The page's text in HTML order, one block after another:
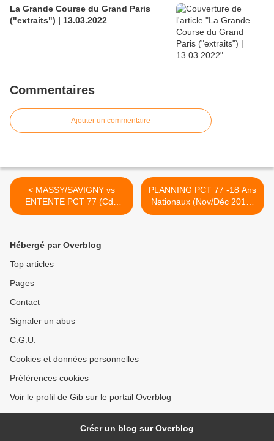
La Grande Course du Grand Paris
("extraits") | 13.03.2022
Commentaires
Ajouter un commentaire
< MASSY/SAVIGNY vs
ENTENTE PCT 77 (CdF
-18M) 30.11.2014
PLANNING PCT 77 -18 Ans
Nationaux (Nov/Déc 2014)
>
Hébergé par Overblog
Top articles
Pages
Contact
Signaler un abus
C.G.U.
Cookies et données personnelles
Préférences cookies
Voir le profil de Gib sur le portail Overblog
Créer un blog sur Overblog